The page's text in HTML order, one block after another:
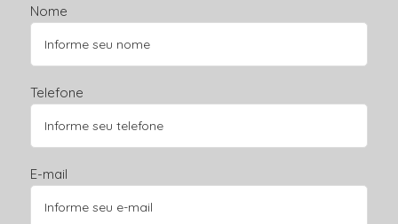
Nome
Telefone
E-mail